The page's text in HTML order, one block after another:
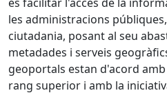
les administracions
ciutadania, posant al seu
metadades i serveis
geoportals estan d'acord
rang superior i amb la